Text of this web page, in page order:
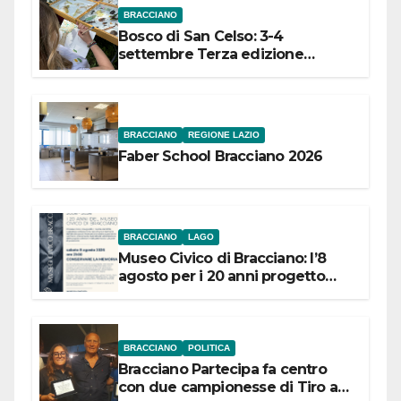
BRACCIANO
Bosco di San Celso: 3-4
settembre Terza edizione
BRACCIANO REGIONE LAZIO
Faber School Bracciano 2026
BRACCIANO LAGO
Museo Civico di Bracciano: l’8
agosto per i 20 anni progetto
BRACCIANO POLITICA
Bracciano Partecipa fa centro
con due campionesse di Tiro a